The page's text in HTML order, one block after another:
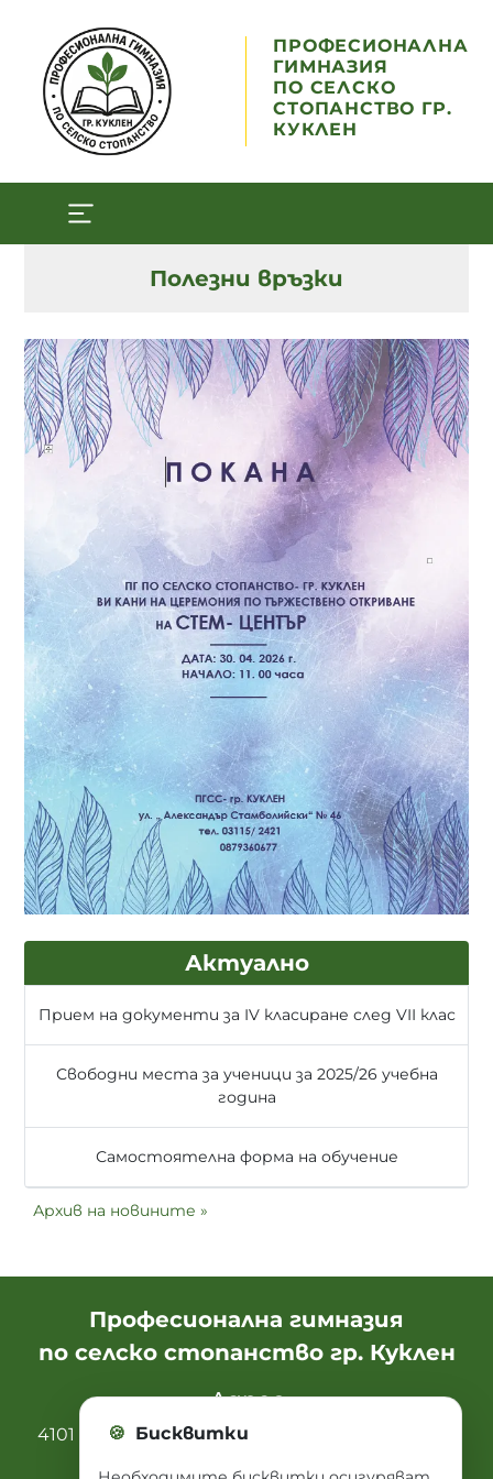
ПРОФЕСИОНАЛНА
ГИМНАЗИЯ
ПО СЕЛСКО
СТОПАНСТВО ГР.
КУКЛЕН
Полезни връзки
Актуално
Прием на документи за IV класиране след VII клас
Свободни места за ученици за 2025/26 учебна
година
Самостоятелна форма на обучение
Архив на новините »
Професионална гимназия
по селско стопанство гр. Куклен
Адрес
4101 Куклен, ул. “ Александър Стамболийски“
🍪 Бисквитки